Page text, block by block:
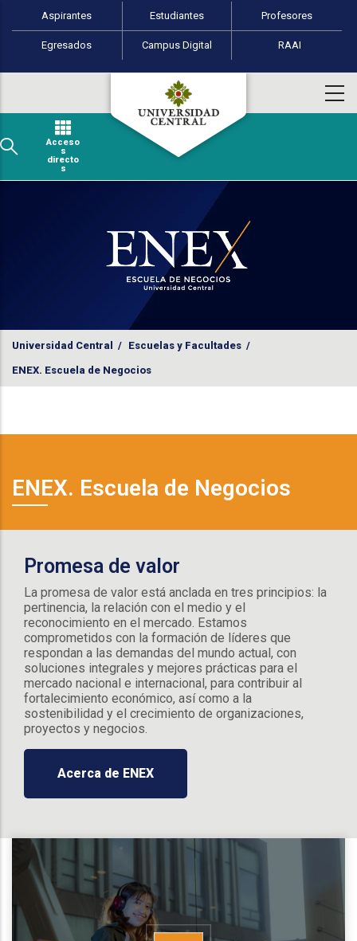
Pasar al contenido principal
Perfiles de usuario
Aspirantes Estudiantes Profesores
Egresados Campus Digital RAAI
Acceso
s
directo
s
Universidad Central / Escuelas y Facultades /
ENEX. Escuela de Negocios
ENEX. Escuela de Negocios
Promesa de valor
La promesa de valor está anclada en tres principios: la
pertinencia, la relación con el medio y el
reconocimiento en el mercado. Estamos
comprometidos con la formación de líderes que
respondan a las demandas del mundo actual, con
soluciones integrales y mejores prácticas para el
mercado nacional e internacional, para contribuir al
fortalecimiento económico, así como a la
sostenibilidad y el crecimiento de organizaciones,
proyectos y negocios.
Acerca de ENEX